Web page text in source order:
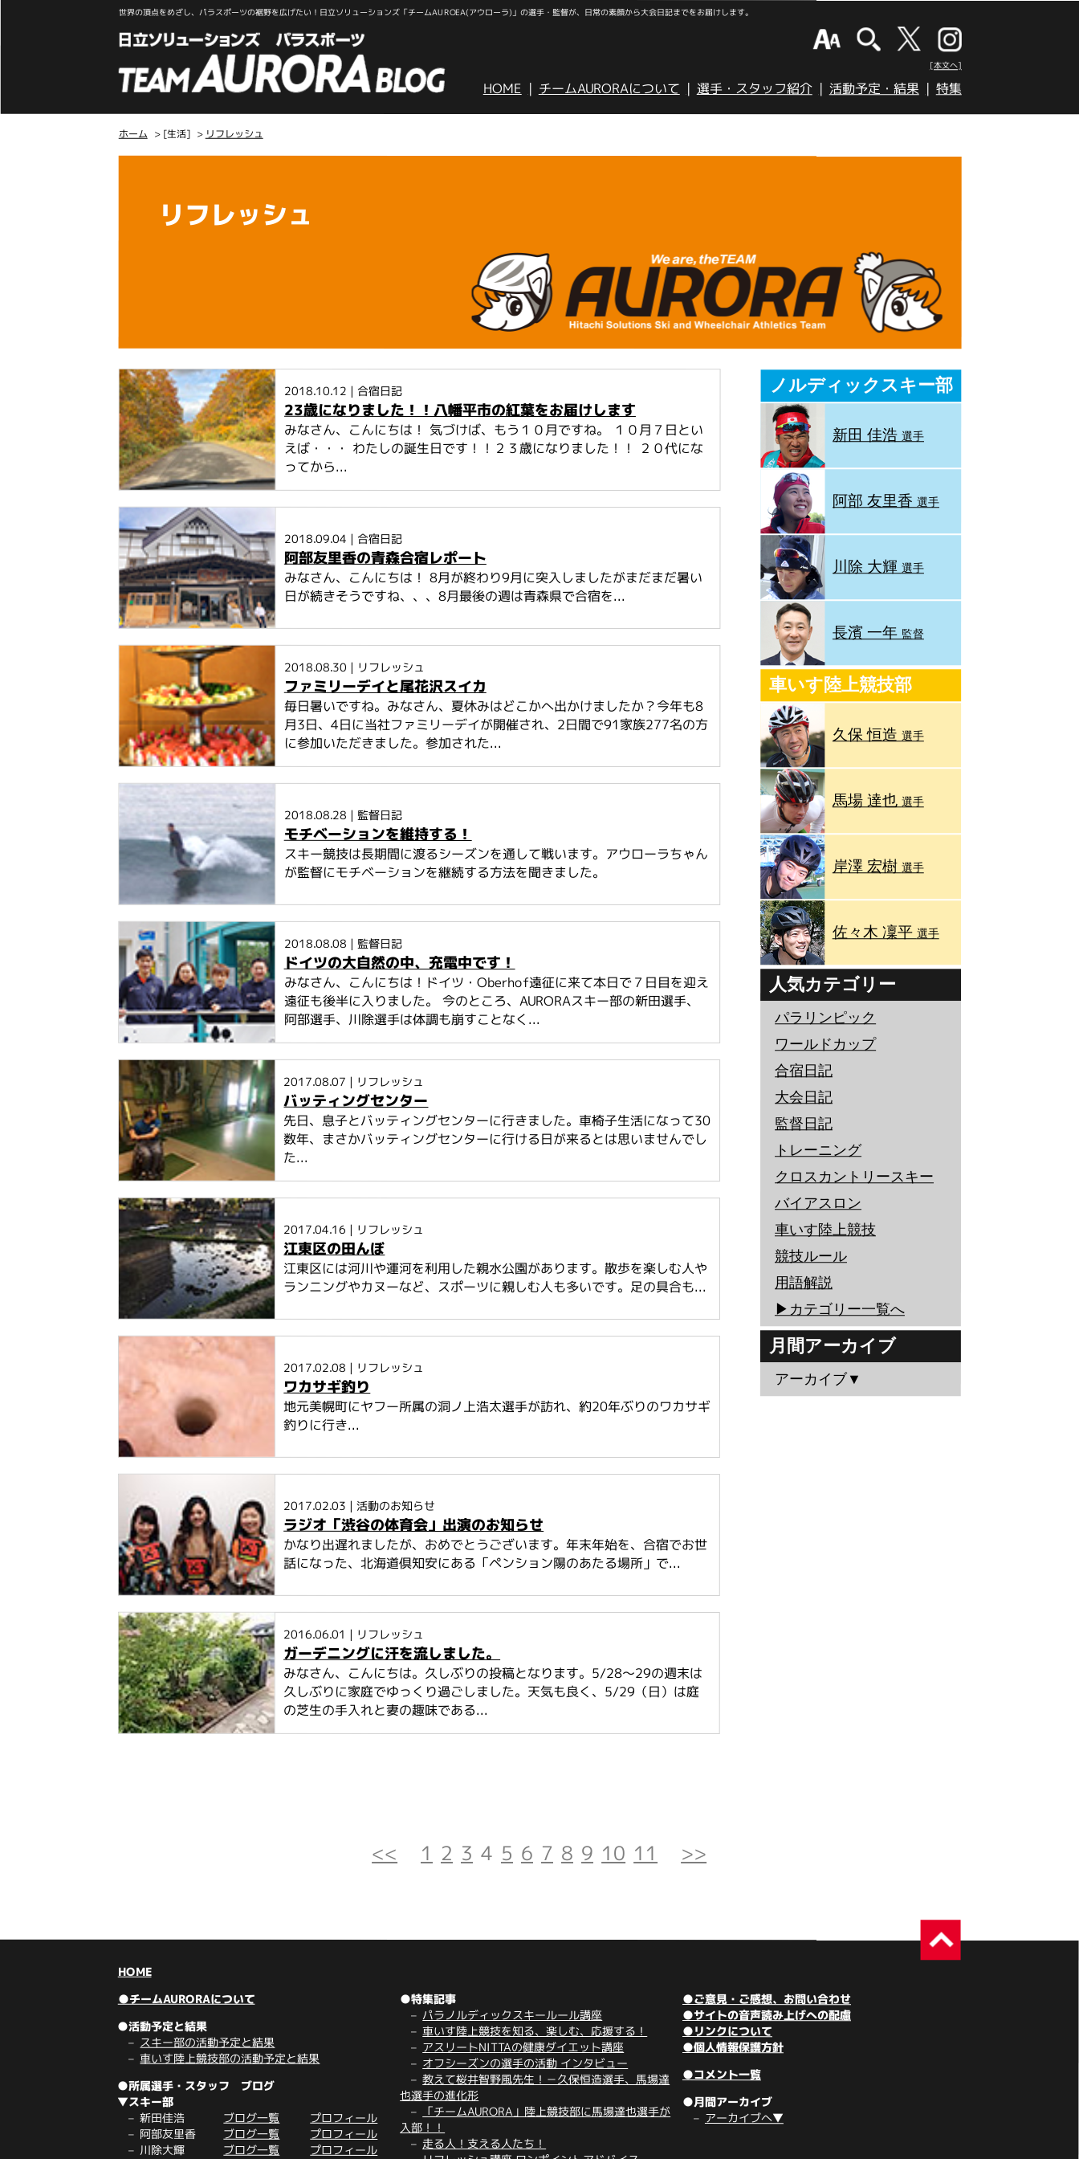
世界の頂点をめざし、パラスポーツの裾野を広げたい！日立ソリューションズ「チームAUROEA(アウローラ)」の選手・監督が、日常の素顔から大会日記までをお届けします。
[本文へ]
HOME チームAURORAについて 選手・スタッフ紹介 活動予定・結果 特集
ホーム > [生活] > リフレッシュ
リフレッシュ
2018.10.12 | 合宿日記
23歳になりました！！八幡平市の紅葉をお届けします
みなさん、こんにちは！ 気づけば、もう１０月ですね。 １０月７日とい
えば・・・ わたしの誕生日です！！２３歳になりました！！ ２０代にな
ってから...
2018.09.04 | 合宿日記
阿部友里香の青森合宿レポート
みなさん、こんにちは！ 8月が終わり9月に突入しましたがまだまだ暑い
日が続きそうですね、、、8月最後の週は青森県で合宿を...
2018.08.30 | リフレッシュ
ファミリーデイと尾花沢スイカ
毎日暑いですね。みなさん、夏休みはどこかへ出かけましたか？今年も8
月3日、4日に当社ファミリーデイが開催され、2日間で91家族277名の方
に参加いただきました。参加された...
2018.08.28 | 監督日記
モチベーションを維持する！
スキー競技は長期間に渡るシーズンを通して戦います。アウローラちゃん
が監督にモチベーションを継続する方法を聞きました。
2018.08.08 | 監督日記
ドイツの大自然の中、充電中です！
みなさん、こんにちは！ドイツ・Oberhof遠征に来て本日で７日目を迎え
遠征も後半に入りました。 今のところ、AURORAスキー部の新田選手、
阿部選手、川除選手は体調も崩すことなく...
2017.08.07 | リフレッシュ
バッティングセンター
先日、息子とバッティングセンターに行きました。車椅子生活になって30
数年、まさかバッティングセンターに行ける日が来るとは思いませんでし
た...
2017.04.16 | リフレッシュ
江東区の田んぼ
江東区には河川や運河を利用した親水公園があります。散歩を楽しむ人や
ランニングやカヌーなど、スポーツに親しむ人も多いです。足の具合も...
2017.02.08 | リフレッシュ
ワカサギ釣り
地元美幌町にヤフー所属の洞ノ上浩太選手が訪れ、約20年ぶりのワカサギ
釣りに行き...
2017.02.03 |活動のお知らせ
ラジオ「渋谷の体育会」出演のお知らせ
かなり出遅れましたが、おめでとうございます。年末年始を、合宿でお世
話になった、北海道倶知安にある「ペンション陽のあたる場所」で...
2016.06.01 | リフレッシュ
ガーデニングに汗を流しました。
みなさん、こんにちは。久しぶりの投稿となります。5/28～29の週末は
久しぶりに家庭でゆっくり過ごしました。天気も良く、5/29（日）は庭
の芝生の手入れと妻の趣味である...
ノルディックスキー部
新田 佳浩選手
阿部 友里香 選手
川除 大輝 選手
長濱 一年 監督
車いす陸上競技部
久保 恒造 選手
馬場 達也 選手
岸澤 宏樹 選手
佐々木 凜平 選手
人気カテゴリー
パラリンピック
ワールドカップ
合宿日記
大会日記
監督日記
トレーニング
クロスカントリースキー
バイアスロン
車いす陸上競技
競技ルール
用語解説
▶︎カテゴリー一覧へ
月間アーカイブ
アーカイブ▼
<< 1 2 3 4 5 6 7 8 9 10 11 >>
HOME
●チームAURORAについて
●活動予定と結果
スキー部の活動予定と結果
車いす陸上競技部の活動予定と結果
●所属選手・スタッフ ブログ
▼スキー部
新田佳浩 ブログ一覧 プロフィール
阿部友里香 ブログ一覧 プロフィール
川除大輝 ブログ一覧 プロフィール
●特集記事
パラノルディックスキールール講座
車いす陸上競技を知る、楽しむ、応援する！
アスリートNITTAの健康ダイエット講座
オフシーズンの選手の活動 インタビュー
教えて桜井智野風先生！－久保恒造選手、馬場達
也選手の進化形
「チームAURORA」陸上競技部に馬場達也選手が
入部！！
走る人！支える人たち！
●ご意見・ご感想、お問い合わせ
●サイトの音声読み上げへの配慮
●リンクについて
●個人情報保護方針
●コメント一覧
●月間アーカイブ
アーカイブへ▼